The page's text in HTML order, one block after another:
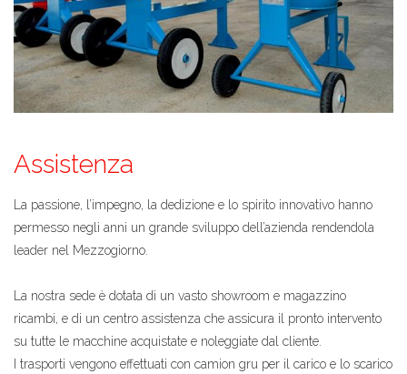
Assistenza
La passione, l’impegno, la dedizione e lo spirito innovativo hanno
permesso negli anni un grande sviluppo dell’azienda rendendola
leader nel Mezzogiorno.
La nostra sede è dotata di un vasto showroom e magazzino
ricambi, e di un centro assistenza che assicura il pronto intervento
su tutte le macchine acquistate e noleggiate dal cliente.
I trasporti vengono effettuati con camion gru per il carico e lo scarico